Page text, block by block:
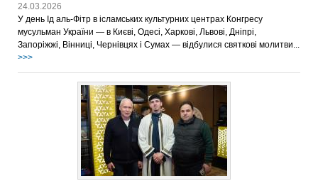
24.03.2026
У день Ід аль-Фітр в ісламських культурних центрах Конгресу
мусульман України — в Києві, Одесі, Харкові, Львові, Дніпрі,
Запоріжжі, Вінниці, Чернівцях і Сумах — відбулися святкові молитви...
>>>